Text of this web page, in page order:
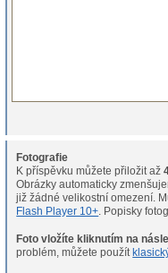
Fotografie
K příspěvku můžete přiložit až
Obrázky automaticky
již
Flash Player 10+ . Popisky
Foto vložíte kliknutím na
problém, můžete použít